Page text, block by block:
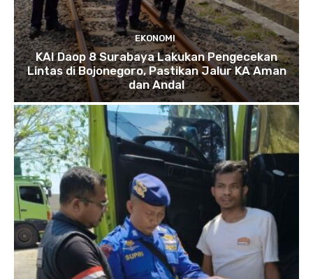
EKONOMI
KAI Daop 8 Surabaya Lakukan Pengecekan
Lintas di Bojonegoro, Pastikan Jalur KA Aman
dan Andal